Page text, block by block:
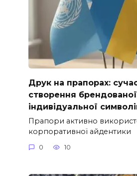
Друк на прапорах:
створення
індивідуальної
Прапори активно
корпоративної айдентики
0 10